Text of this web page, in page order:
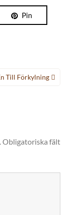
Pin
Till Förkylning
Obligatoriska fält